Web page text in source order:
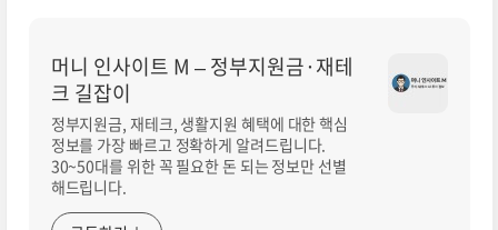
머니 인사이트 M – 정부지원금·재테
크 길잡이
정부지원금, 재테크, 생활지원 혜택에 대한 핵심
정보를 가장 빠르고 정확하게 알려드립니다.
30~50대를 위한 꼭 필요한 돈 되는 정보만 선별
해드립니다.